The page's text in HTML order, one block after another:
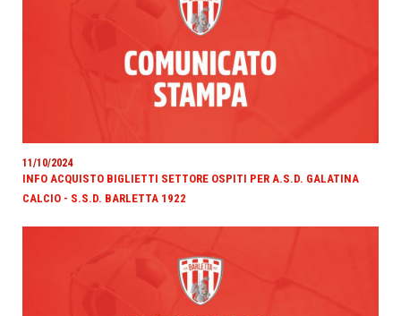
11/10/2024
INFO ACQUISTO BIGLIETTI SETTORE OSPITI PER A.S.D. GALATINA
CALCIO - S.S.D. BARLETTA 1922